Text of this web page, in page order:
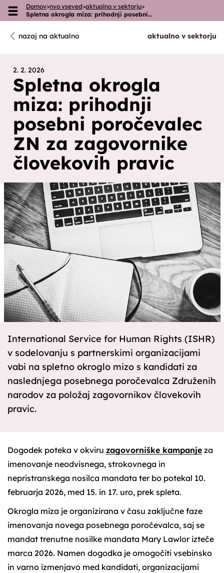
Skoči na vsebino
Domov>nvo vseved>aktualno v sektorju>
Spletna okrogla miza: prihodnji posebni…
nazaj na aktualno aktualno v sektorju
2. 2. 2026
Spletna okrogla
miza: prihodnji
posebni poročevalec
ZN za zagovornike
človekovih pravic
International Service for Human Rights (ISHR)
v sodelovanju s partnerskimi organizacijami
vabi na spletno okroglo mizo s kandidati za
naslednjega posebnega poročevalca Združenih
narodov za položaj zagovornikov človekovih
pravic.
Dogodek poteka v okviru zagovorniške kampanje za
imenovanje neodvisnega, strokovnega in
nepristranskega nosilca mandata ter bo potekal 10.
februarja 2026, med 15. in 17. uro, prek spleta.
Okrogla miza je organizirana v času zaključne faze
imenovanja novega posebnega poročevalca, saj se
mandat trenutne nosilke mandata Mary Lawlor izteče
marca 2026. Namen dogodka je omogočiti vsebinsko
in varno izmenjavo med kandidati, organizacijami